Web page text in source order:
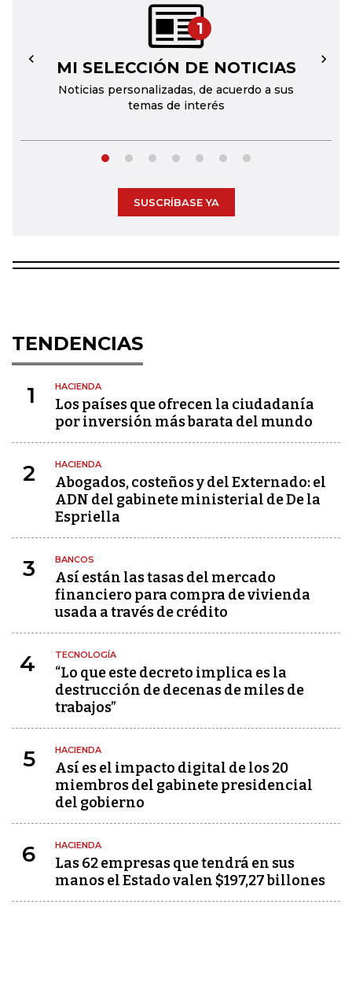
1
MI SELECCIÓN DE NOTICIAS
Noticias personalizadas, de acuerdo a sus
temas de interés
← →
SUSCRÍBASE YA
TENDENCIAS
1 HACIENDA
Los países que ofrecen la ciudadanía
por inversión más barata del mundo
2 HACIENDA
Abogados, costeños y del Externado: el
ADN del gabinete ministerial de De la
Espriella
3 BANCOS
Así están las tasas del mercado
financiero para compra de vivienda
usada a través de crédito
4 TECNOLOGÍA
“Lo que este decreto implica es la
destrucción de decenas de miles de
trabajos”
5 HACIENDA
Así es el impacto digital de los 20
miembros del gabinete presidencial
del gobierno
6 HACIENDA
Las 62 empresas que tendrá en sus
manos el Estado valen $197,27 billones